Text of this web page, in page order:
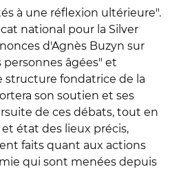
à une réflexion ultérieure".
national pour la Silver
d'Agnès Buzyn sur
âgées" et
fondatrice de la
son soutien et ses
de ces débats, tout en
état des lieux précis,
faits quant aux actions
qui sont menées depuis